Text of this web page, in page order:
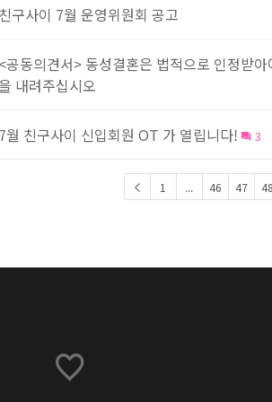
친구사이 7월 운영위원회 공고
<공동의견서> 동성결혼은 법적으로 인정받
을 내려주십시오
7월 친구사이 신입회원 OT 가 열립니다! 3
1 ... 46 47 48